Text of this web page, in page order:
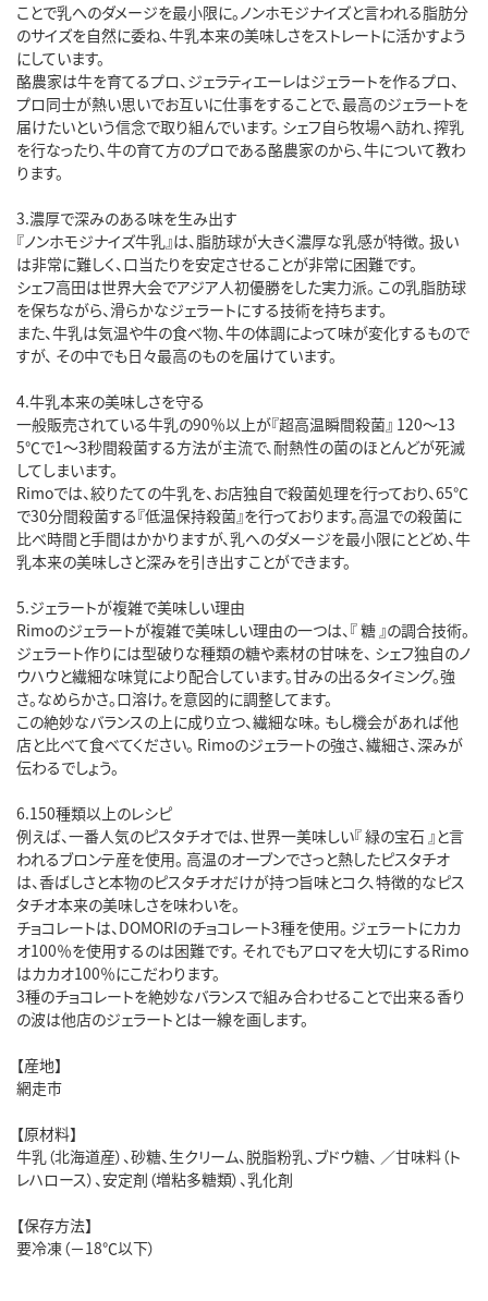
ことで乳へのダメージを最小限に。ノンホモジナイズと言われる脂肪分
のサイズを自然に委ね、牛乳本来の美味しさをストレートに活かすよう
にしています。
酪農家は牛を育てるプロ、ジェラティエーレはジェラートを作るプロ、
プロ同士が熱い思いでお互いに仕事をすることで、最高のジェラートを
届けたいという信念で取り組んでいます。 シェフ自ら牧場へ訪れ、搾乳
を行なったり、牛の育て方のプロである酪農家のから、牛について教わ
ります。
3.濃厚で深みのある味を生み出す
『ノンホモジナイズ牛乳』は、脂肪球が大きく濃厚な乳感が特徴。 扱い
は非常に難しく、口当たりを安定させることが非常に困難です。
シェフ高田は世界大会でアジア人初優勝をした実力派。 この乳脂肪球
を保ちながら、滑らかなジェラートにする技術を持ちます。
また、牛乳は気温や牛の食べ物、牛の体調によって味が変化するもので
すが、 その中でも日々最高のものを届けています。
4.牛乳本来の美味しさを守る
一般販売されている牛乳の90％以上が『超高温瞬間殺菌』 120～13
5℃で1～3秒間殺菌する方法が主流で、耐熱性の菌のほとんどが死滅
してしまいます。
Rimoでは、絞りたての牛乳を、お店独自で殺菌処理を行っており、65℃
で30分間殺菌する『低温保持殺菌』を行っております。高温での殺菌に
比べ時間と手間はかかりますが、乳へのダメージを最小限にとどめ、牛
乳本来の美味しさと深みを引き出すことができます。
5.ジェラートが複雑で美味しい理由
Rimoのジェラートが複雑で美味しい理由の一つは、『 糖 』の調合技術。
ジェラート作りには型破りな種類の糖や素材の甘味を、 シェフ独自のノ
ウハウと繊細な味覚により配合しています。甘みの出るタイミング。強
さ。なめらかさ。口溶け。を意図的に調整してます。
この絶妙なバランスの上に成り立つ、繊細な味。 もし機会があれば他
店と比べて食べてください。 Rimoのジェラートの強さ、繊細さ、深みが
伝わるでしょう。
6.150種類以上のレシピ
例えば、一番人気のピスタチオでは、世界一美味しい『 緑の宝石 』と言
われるブロンテ産を使用。 高温のオーブンでさっと熱したピスタチオ
は、香ばしさと本物のピスタチオだけが持つ旨味とコク、特徴的なピス
タチオ本来の美味しさを味わいを。
チョコレートは、DOMORIのチョコレート3種を使用。 ジェラートにカカ
オ100％を使用するのは困難です。 それでもアロマを大切にするRimo
はカカオ100％にこだわります。
3種のチョコレートを絶妙なバランスで組み合わせることで出来る香り
の波は他店のジェラートとは一線を画します。
【産地】
網走市
【原材料】
牛乳（北海道産）、砂糖、生クリーム、脱脂粉乳、ブドウ糖、 ／甘味料（ト
レハロース）、安定剤（増粘多糖類）、乳化剤
【保存方法】
要冷凍（－18℃以下）